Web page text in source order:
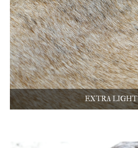
EXTRA LIGHT